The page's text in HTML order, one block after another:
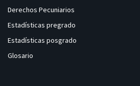
Derechos Pecuniarios
Estadísticas pregrado
Estadísticas posgrado
Glosario